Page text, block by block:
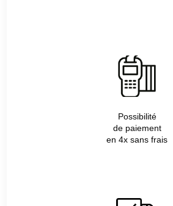
Possibilité
de paiement
en 4x sans frais